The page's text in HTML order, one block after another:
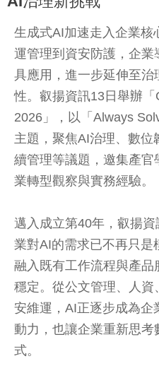
生成式AI加速走入企業核
運管理到資安防護，企業
具應用，進一步延伸至治
性。叡揚資訊13日舉辦
2026」，以「Always
主題，聚焦AI治理、數位
續管理等議題，邀集產
業轉型觀察與實務經驗。
邁入成立第40年，叡揚
業對AI的需求已不再只是
融入既有工作流程與產品
穩定。從公文管理、人
安維運，AI正逐步成為企
動力，也讓企業重新思考
式。